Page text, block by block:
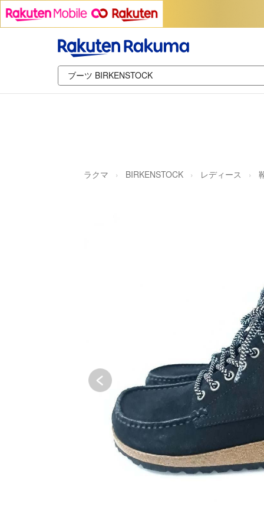
ラクマ BIRKENSTOCK レディース